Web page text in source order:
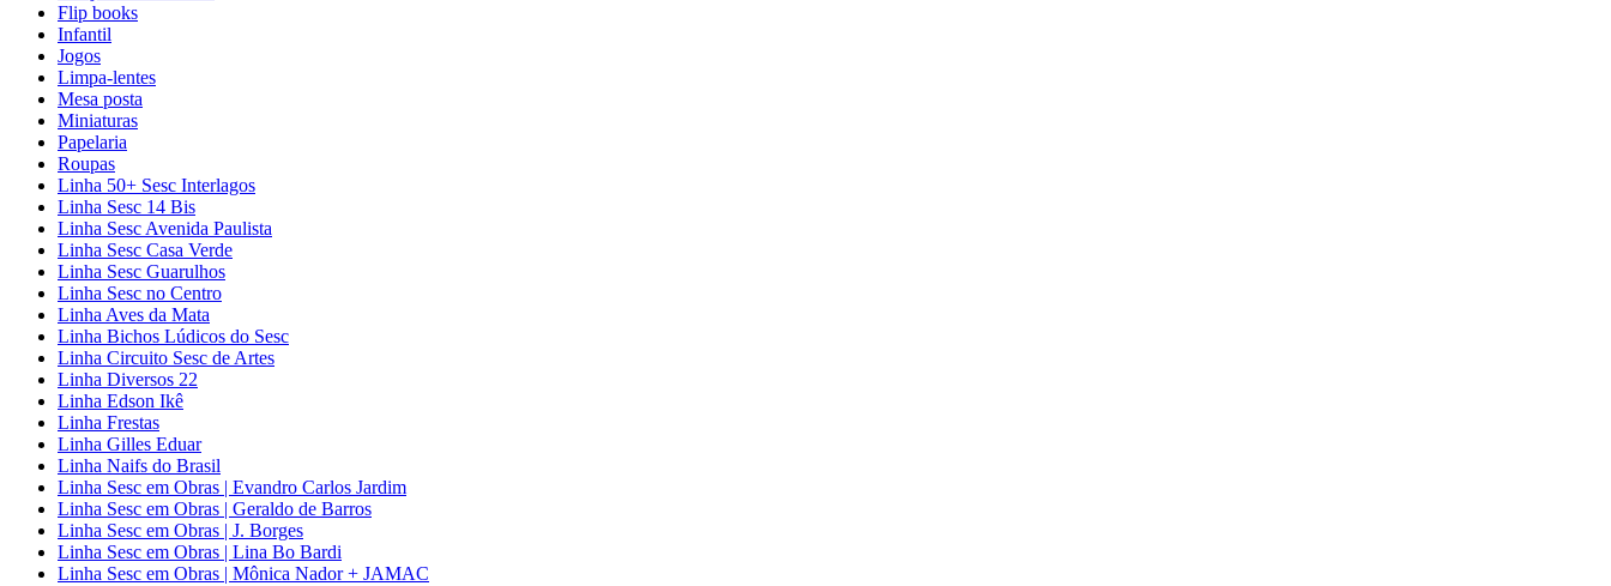
Flip books
Infantil
Jogos
Limpa-lentes
Mesa posta
Miniaturas
Papelaria
Roupas
Linha 50+ Sesc Interlagos
Linha Sesc 14 Bis
Linha Sesc Avenida Paulista
Linha Sesc Casa Verde
Linha Sesc Guarulhos
Linha Sesc no Centro
Linha Aves da Mata
Linha Bichos Lúdicos do Sesc
Linha Circuito Sesc de Artes
Linha Diversos 22
Linha Edson Ikê
Linha Frestas
Linha Gilles Eduar
Linha Naifs do Brasil
Linha Sesc em Obras | Evandro Carlos Jardim
Linha Sesc em Obras | Geraldo de Barros
Linha Sesc em Obras | J. Borges
Linha Sesc em Obras | Lina Bo Bardi
Linha Sesc em Obras | Mônica Nador + JAMAC